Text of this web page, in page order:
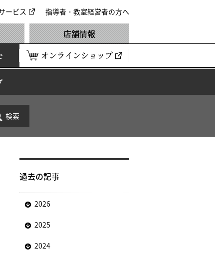
ービス 指導者・教室経営者の方へ
オンラインショップ
店舗情報
過去の記事
2026
2025
2024